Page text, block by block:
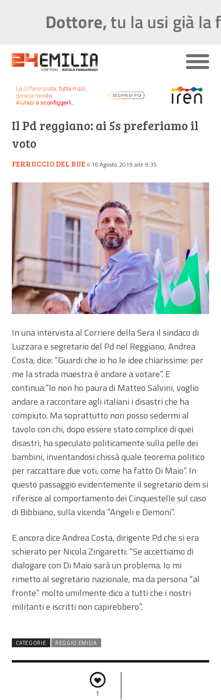
Il Pd reggiano: ai 5s preferiamo il
voto
FERRUCCIO DEL BUE il 16 Agosto 2019 alle 9:35
In una intervista al Corriere della Sera il sindaco di
Luzzara e segretario del Pd nel Reggiano, Andrea
Costa, dice: “Guardi che io ho le idee chiarissime: per
me la strada maestra è andare a votare”. E
continua:”Io non ho paura di Matteo Salvini, voglio
andare a raccontare agli italiani i disastri che ha
compiuto. Ma soprattutto non posso sedermi al
tavolo con chi, dopo essere stato complice di quei
disastri, ha speculato politicamente sulla pelle dei
bambini, inventandosi chissà quale teorema politico
per raccattare due voti, come ha fatto Di Maio”. In
questo passaggio evidentemente il segretario dem si
riferisce al comportamento dei Cinquestelle sul caso
di Bibbiano, sulla vicenda “Angeli e Demoni”.
E ancora dice Andrea Costa, dirigente Pd che si era
schierato per Nicola Zingaretti: “Se accettiamo di
dialogare con Di Maio sarà un problema. Io mi
rimetto al segretario nazionale, ma da persona “al
fronte” molto umilmente dico a tutti che i nostri
militanti e iscritti non capirebbero”.
CATEGORIE REGGIO EMILIA
1